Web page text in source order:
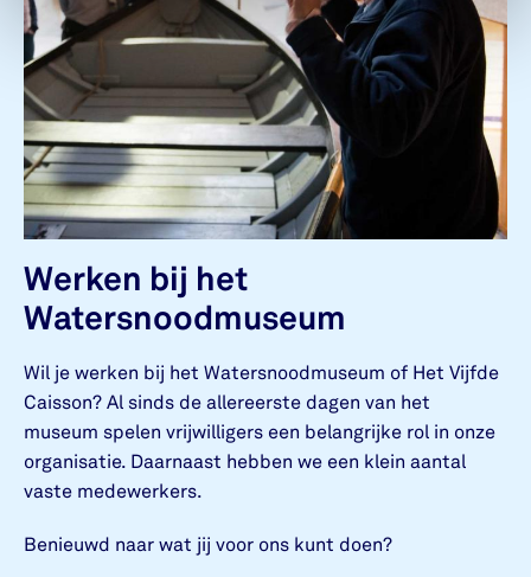
Werken bij het
Watersnoodmuseum
Wil je werken bij het Watersnoodmuseum of Het Vijfde
Caisson? Al sinds de allereerste dagen van het
museum spelen vrijwilligers een belangrijke rol in onze
organisatie. Daarnaast hebben we een klein aantal
vaste medewerkers.
Benieuwd naar wat jij voor ons kunt doen?